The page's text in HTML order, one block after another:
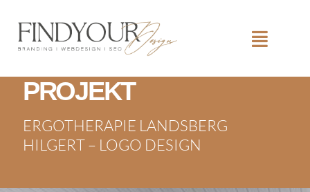
PROJEKT
ERGOTHERAPIE LANDSBERG
HILGERT – LOGO DESIGN